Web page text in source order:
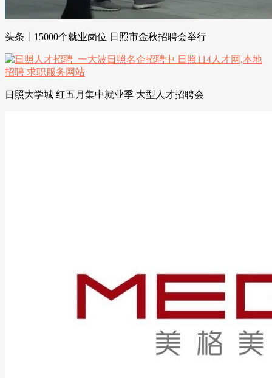
头条丨15000个就业岗位 日照市金秋招聘会举行
日照大学城 红五月集中就业季 大型人才招聘会